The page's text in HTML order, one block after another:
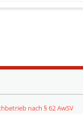
nach § 62 AwSV